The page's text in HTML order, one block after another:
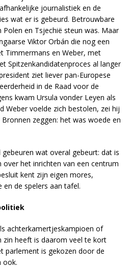
journalistiek en de
wat er is gebeurd. Betrouwbare
en Tsjechië steun was. Maar
Viktor Orbán die nog een
Timmermans en Weber, met
Spitzenkandidatenproces al langer
ziet liever pan-Europese
in de Raad voor de
kwam Ursula vonder Leyen als
Weber voelde zich bestolen, zei hij
zeggen: het was woede en
wat overal gebeurt: dat is
het inrichten van een centrum
kent zijn eigen mores,
de spelers aan tafel.
achterkamertjeskampioen of
zin heeft is daarom veel te kort
parlement is gekozen door de
ook.